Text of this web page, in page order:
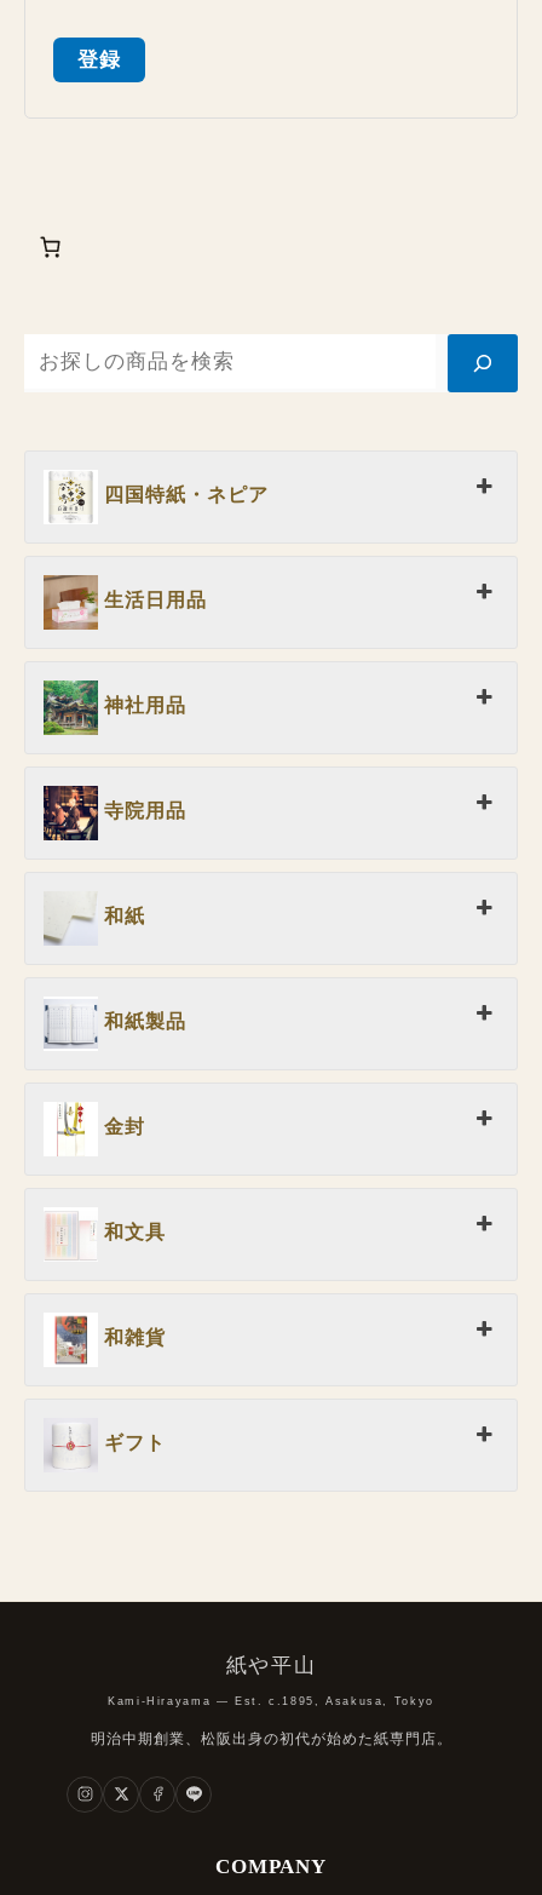
四国特紙・ネピア
生活日用品
神社用品
寺院用品
和紙
和紙製品
金封
和文具
和雑貨
ギフト
登録
紙や平山
Kami-Hirayama — Est. c.1895, Asakusa, Tokyo
明治中期創業、松阪出身の初代が始めた紙専門店。
COMPANY